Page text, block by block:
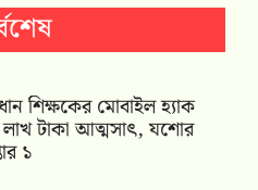
শিক্ষকের মোবাইল হ্যাক
টাকা আত্মসাৎ, যশোর
১